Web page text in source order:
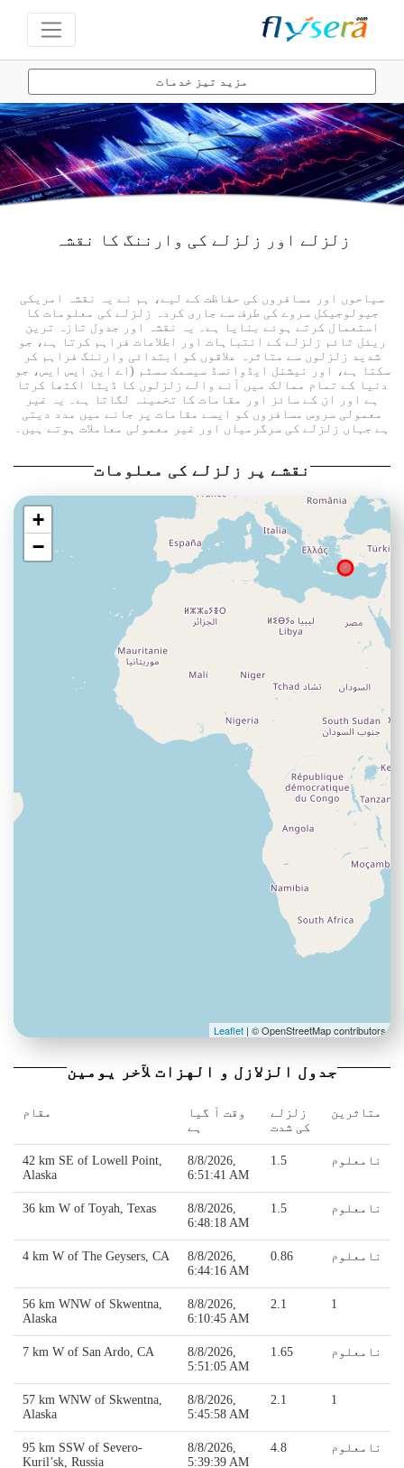
مزید تیز خدمات
زلزلے اور زلزلے کی وارننگ کا نقشہ
سیاحوں اور مسافروں کی حفاظت کے لیے، ہم نے یہ نقشہ امریکی
جیولوجیکل سروے کی طرف سے جاری کردہ زلزلے کی معلومات کا
استعمال کرتے ہوئے بنایا ہے۔ یہ نقشہ اور جدول تازہ ترین
ریئل ٹائم زلزلے کے انتباہات اور اطلاعات فراہم کرتا ہے، جو
شدید زلزلوں سے متاثرہ علاقوں کو ابتدائی وارننگ فراہم کر
سکتا ہے، اور نیشنل ایڈوانسڈ سیسمک سسٹم (اے این ایس ایس، جو
دنیا کے تمام ممالک میں آنے والے زلزلوں کا ڈیٹا اکٹھا کرتا
ہے اور ان کے سائز اور مقامات کا تخمینہ لگاتا ہے۔ یہ غیر
معمولی سروس مسافروں کو ایسے مقامات پر جانے میں مدد دیتی
ہے جہاں زلزلے کی سرگرمیاں اور غیر معمولی معاملات ہوتے ہیں۔
نقشے پر زلزلے کی معلومات
+
−
Leaflet | © OpenStreetMap contributors
جدول الزلازل و الهزات لآخر يومين
مقام
وقت آ گیا
ہے
زلزلے
کی شدت
متاثرین
42 km SE of Lowell Point,
Alaska
8/8/2026,
6:51:41 AM
1.5 نامعلوم
36 km W of Toyah, Texas
8/8/2026,
6:48:18 AM
1.5 نامعلوم
4 km W of The Geysers, CA
8/8/2026,
6:44:16 AM
0.86 نامعلوم
56 km WNW of Skwentna,
Alaska
8/8/2026,
6:10:45 AM
2.1 1
7 km W of San Ardo, CA
8/8/2026,
5:51:05 AM
1.65 نامعلوم
57 km WNW of Skwentna,
Alaska
8/8/2026,
5:45:58 AM
2.1 1
95 km SSW of Severo-
Kuril’sk, Russia
8/8/2026,
5:39:39 AM
4.8 نامعلوم